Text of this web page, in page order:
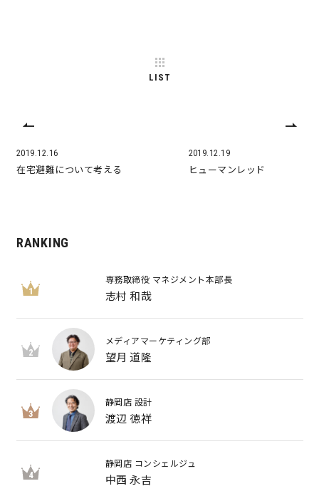
2019.12.16
在宅避難について考える
LIST
2019.12.19
ヒューマンレッド
RANKING
1
専務取締役 マネジメント本部長
志村 和哉
2
メディアマーケティング部
望月 道隆
3
静岡店 設計
渡辺 徳祥
4
静岡店 コンシェルジュ
中西 永吉